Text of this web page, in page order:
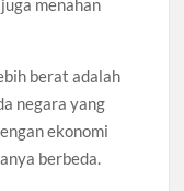
menahan
berat adalah
negara yang
ekonomi
berbeda.